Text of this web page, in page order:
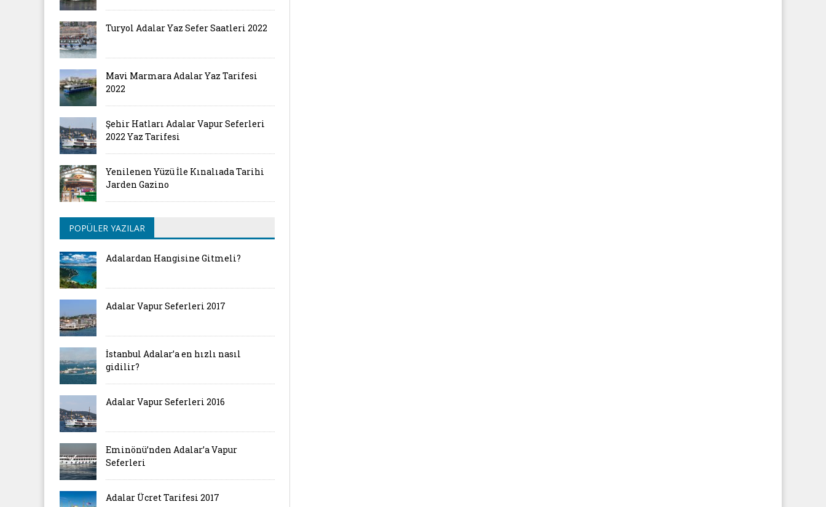
Turyol Adalar Yaz Sefer Saatleri 2022
Mavi Marmara Adalar Yaz Tarifesi
2022
Şehir Hatları Adalar Vapur Seferleri
2022 Yaz Tarifesi
Yenilenen Yüzü İle Kınalıada Tarihi
Jarden Gazino
POPÜLER YAZILAR
Adalardan Hangisine Gitmeli?
Adalar Vapur Seferleri 2017
İstanbul Adalar’a en hızlı nasıl
gidilir?
Adalar Vapur Seferleri 2016
Eminönü’nden Adalar’a Vapur
Seferleri
Adalar Ücret Tarifesi 2017